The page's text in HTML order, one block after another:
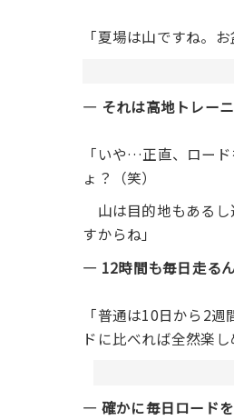
「夏場は山ですね。
― それは高地トレー
「いや…正直、ロー
ょ？（笑）
山は目的地もあるし
すからね」
― 12時間も毎日走る
「普通は10日から2
ドに比べれば全然楽し
― 確かに毎日ロード